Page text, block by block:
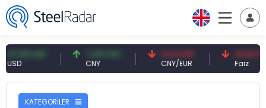
7,09 CNY 0,13 CNY
CNY/EUR
41,53 TRY
KATEGORİLER